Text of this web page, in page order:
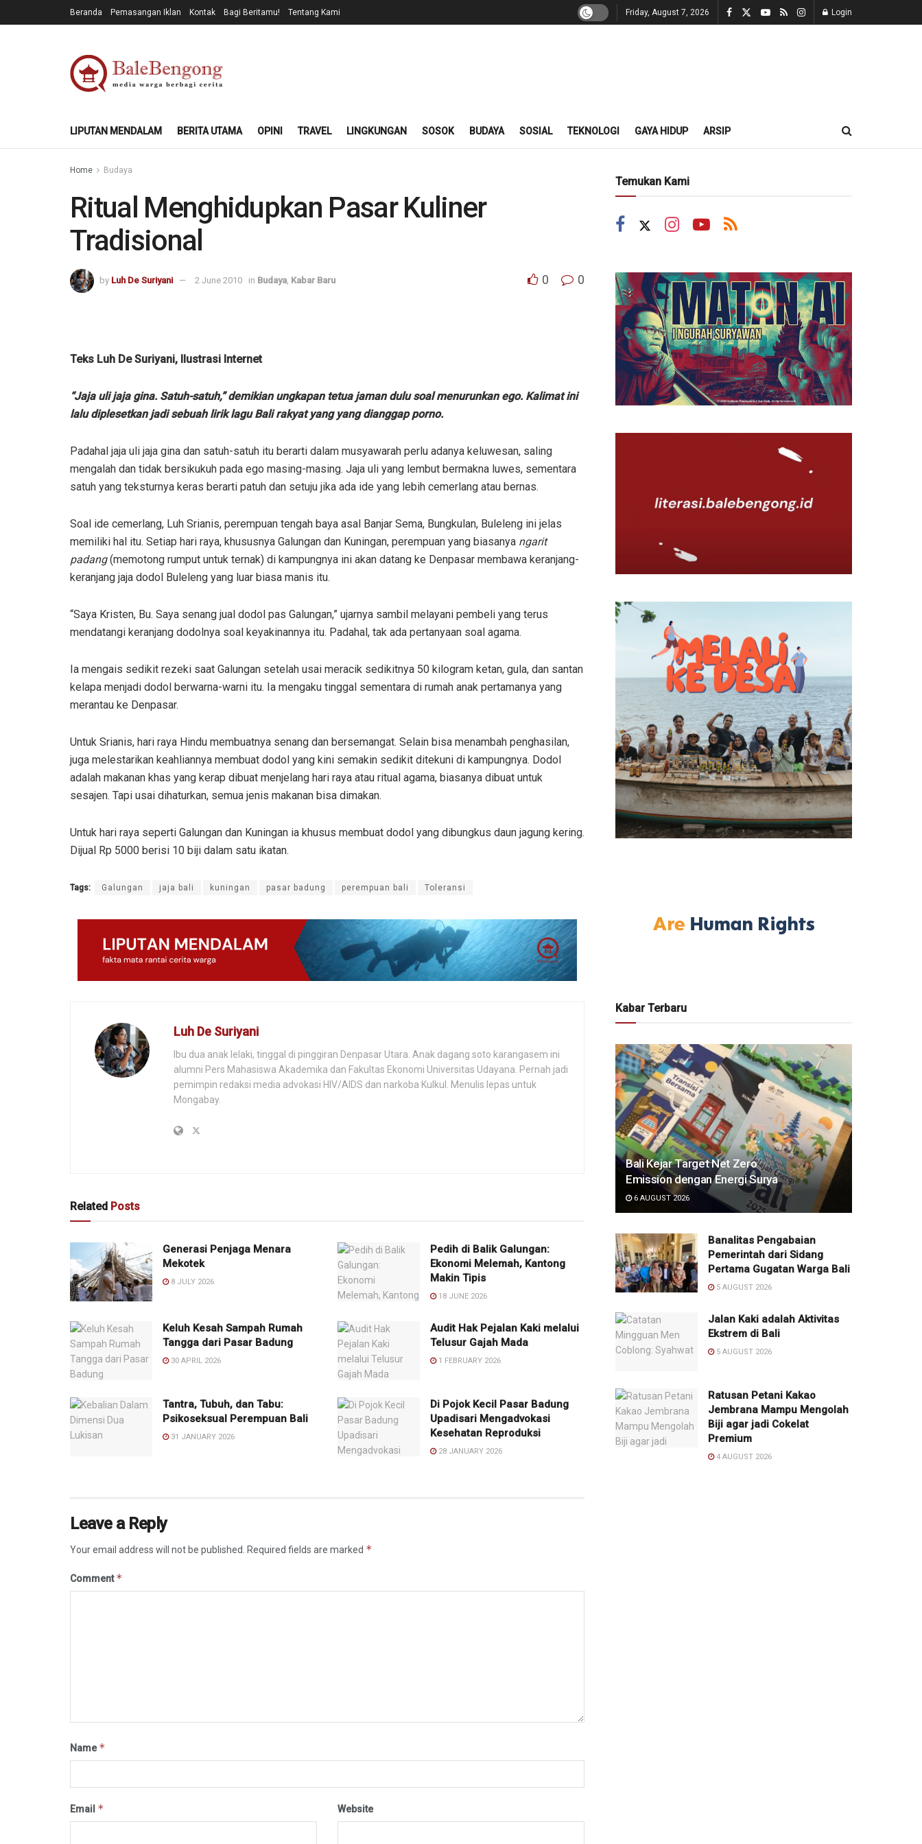
Beranda Pemasangan Iklan Kontak Bagi Beritamu! Tentang Kami Friday, August 7, 2026 Login
LIPUTAN MENDALAM BERITA UTAMA OPINI TRAVEL LINGKUNGAN SOSOK BUDAYA SOSIAL TEKNOLOGI GAYA HIDUP ARSIP
Home Budaya
Ritual Menghidupkan Pasar Kuliner
Tradisional
by Luh De Suriyani 2 June 2010 in Budaya Kabar Baru 0 0
Teks Luh De Suriyani, Ilustrasi Internet
“Jaja uli jaja gina. Satuh-satuh,” demikian ungkapan tetua jaman dulu soal menurunkan ego. Kalimat ini
lalu diplesetkan jadi sebuah lirik lagu Bali rakyat yang yang dianggap porno.
Padahal jaja uli jaja gina dan satuh-satuh itu berarti dalam musyawarah perlu adanya keluwesan, saling
mengalah dan tidak bersikukuh pada ego masing-masing. Jaja uli yang lembut bermakna luwes, sementara
satuh yang teksturnya keras berarti patuh dan setuju jika ada ide yang lebih cemerlang atau bernas.
Soal ide cemerlang, Luh Srianis, perempuan tengah baya asal Banjar Sema, Bungkulan, Buleleng ini jelas
memiliki hal itu. Setiap hari raya, khususnya Galungan dan Kuningan, perempuan yang biasanya ngarit
padang(memotong rumput untuk ternak) di kampungnya ini akan datang ke Denpasar membawa keranjang-
keranjang jaja dodol Buleleng yang luar biasa manis itu.
“Saya Kristen, Bu. Saya senang jual dodol pas Galungan,” ujarnya sambil melayani pembeli yang terus
mendatangi keranjang dodolnya soal keyakinannya itu. Padahal, tak ada pertanyaan soal agama.
Ia mengais sedikit rezeki saat Galungan setelah usai meracik sedikitnya 50 kilogram ketan, gula, dan santan
kelapa menjadi dodol berwarna-warni itu. Ia mengaku tinggal sementara di rumah anak pertamanya yang
merantau ke Denpasar.
Untuk Srianis, hari raya Hindu membuatnya senang dan bersemangat. Selain bisa menambah penghasilan,
juga melestarikan keahliannya membuat dodol yang kini semakin sedikit ditekuni di kampungnya. Dodol
adalah makanan khas yang kerap dibuat menjelang hari raya atau ritual agama, biasanya dibuat untuk
sesajen. Tapi usai dihaturkan, semua jenis makanan bisa dimakan.
Untuk hari raya seperti Galungan dan Kuningan ia khusus membuat dodol yang dibungkus daun jagung kering.
Dijual Rp 5000 berisi 10 biji dalam satu ikatan.
Tags: Galungan jaja bali kuningan pasar badung perempuan bali Toleransi
Luh De Suriyani
Ibu dua anak lelaki, tinggal di pinggiran Denpasar Utara. Anak dagang soto karangasem ini
alumni Pers Mahasiswa Akademika dan Fakultas Ekonomi Universitas Udayana. Pernah jadi
pemimpin redaksi media advokasi HIV/AIDS dan narkoba Kulkul. Menulis lepas untuk
Mongabay.
Related Posts
Generasi Penjaga Menara
Mekotek
8 JULY 2026
Pedih di Balik Galungan:
Ekonomi Melemah, Kantong
Makin Tipis
18 JUNE 2026
Keluh Kesah Sampah Rumah
Tangga dari Pasar Badung
30 APRIL 2026
Audit Hak Pejalan Kaki melalui
Telusur Gajah Mada
1 FEBRUARY 2026
Tantra, Tubuh, dan Tabu:
Psikoseksual Perempuan Bali
31 JANUARY 2026
Di Pojok Kecil Pasar Badung
Upadisari Mengadvokasi
Kesehatan Reproduksi
28 JANUARY 2026
Leave a Reply
Your email address will not be published. Required fields are marked *
Comment*
Name*
Email * Website
Temukan Kami
Kabar Terbaru
Bali Kejar Target Net Zero
Emission dengan Energi Surya
6 AUGUST 2026
Banalitas Pengabaian
Pemerintah dari Sidang
Pertama Gugatan Warga Bali
5 AUGUST 2026
Jalan Kaki adalah Aktivitas
Ekstrem di Bali
5 AUGUST 2026
Ratusan Petani Kakao
Jembrana Mampu Mengolah
Biji agar jadi Cokelat
Premium
4 AUGUST 2026